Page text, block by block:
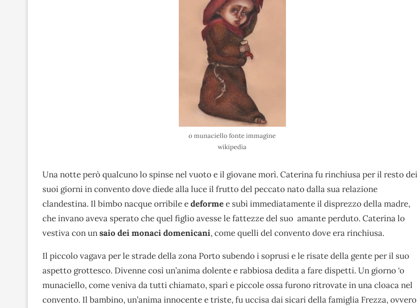
o munaciello fonte immagine
wikipedia
Una notte però qualcuno lo spinse nel vuoto e il giovane morì. Caterina fu rinchiusa per il resto dei
suoi giorni in convento dove diede alla luce il frutto del peccato nato dalla sua relazione
clandestina. Il bimbo nacque orribile edeformee subì immediatamente il disprezzo della madre,
che invano aveva sperato che quel figlio avesse le fattezze del suo amante perduto. Caterina lo
vestiva con unsaio dei monaci domenicani, come quelli del convento dove era rinchiusa.
Il piccolo vagava per le strade della zona Porto subendo i soprusi e le risate della gente per il suo
aspetto grottesco. Divenne così un’anima dolente e rabbiosa dedita a fare dispetti. Un giorno ‘o
munaciello, come veniva da tutti chiamato, sparì e piccole ossa furono ritrovate in una cloaca nel
convento. Il bambino, un’anima innocente e triste, fu uccisa dai sicari della famiglia Frezza, ovvero